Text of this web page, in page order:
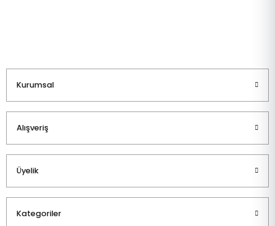
Kurumsal
Alışveriş
Üyelik
Kategoriler